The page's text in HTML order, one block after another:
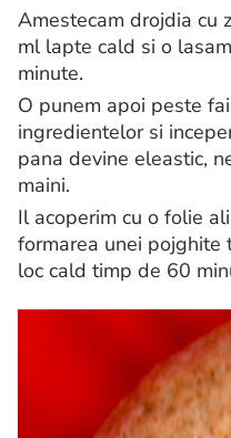
Amestecam drojdia cu
ml lapte cald si o
minute.
O punem apoi peste
ingredientelor si
pana devine eleastic,
maini.
Il acoperim cu o folie
formarea unei pojghite
loc cald timp de 60